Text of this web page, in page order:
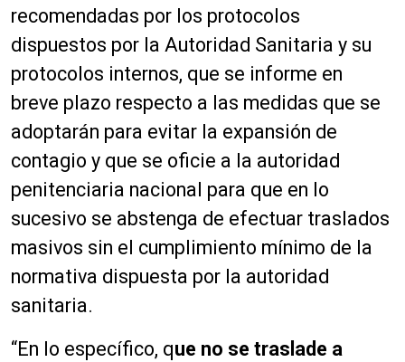
recomendadas por los protocolos
dispuestos por la Autoridad Sanitaria y su
protocolos internos, que se informe en
breve plazo respecto a las medidas que se
adoptarán para evitar la expansión de
contagio y que se oficie a la autoridad
penitenciaria nacional para que en lo
sucesivo se abstenga de efectuar traslados
masivos sin el cumplimiento mínimo de la
normativa dispuesta por la autoridad
sanitaria.
“En lo específico, que no se traslade a